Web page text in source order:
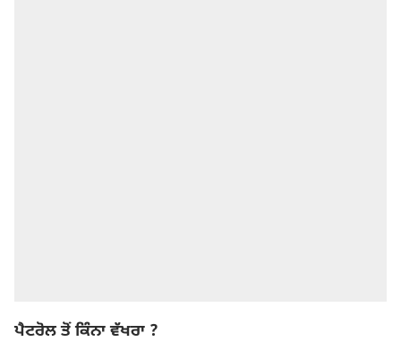
ਪੈਟਰੋਲ ਤੋਂ ਕਿੰਨਾ ਵੱਖਰਾ ?